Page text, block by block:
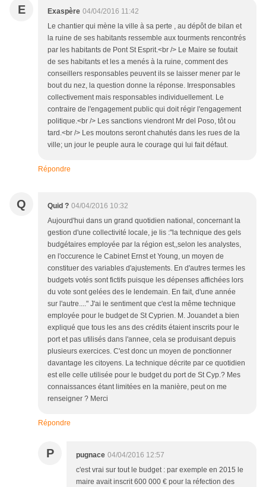
E Exaspère 04/04/2016 11:42
Le chantier qui mène la ville à sa perte , au dépôt de bilan et
la ruine de ses habitants ressemble aux tourments rencontrés
par les habitants de Pont St Esprit.<br /> Le Maire se foutait
de ses habitants et les a menés à la ruine, comment des
conseillers responsables peuvent ils se laisser mener par le
bout du nez, la question donne la réponse. Irresponsables
collectivement mais responsables individuellement. Le
contraire de l'engagement public qui doit régir l'engagement
politique.<br /> Les sanctions viendront Mr del Poso, tôt ou
tard.<br /> Les moutons seront chahutés dans les rues de la
ville; un jour le peuple aura le courage qui lui fait défaut.
Répondre
Q Quid ? 04/04/2016 10:32
Aujourd'hui dans un grand quotidien national, concernant la
gestion d'une collectivité locale, je lis :"la technique des gels
budgétaires employée par la région est,,selon les analystes,
en l'occurence le Cabinet Ernst et Young, un moyen de
constituer des variables d'ajustements. En d'autres termes les
budgets votés sont fictifs puisque les dépenses affichées lors
du vote sont gelées des le lendemain. En fait, d'une année
sur l'autre...." J'ai le sentiment que c'est la même technique
employée pour le budget de St Cyprien. M. Jouandet a bien
expliqué que tous les ans des crédits étaient inscrits pour le
port et pas utilisés dans l'annee, cela se produisant depuis
plusieurs exercices. C'est donc un moyen de ponctionner
davantage les citoyens. La technique décrite par ce quotidien
est elle celle utilisée pour le budget du port de St Cyp.? Mes
connaissances étant limitées en la manière, peut on me
renseigner ? Merci
Répondre
P pugnace 04/04/2016 12:57
c'est vrai sur tout le budget : par exemple en 2015 le
maire avait inscrit 600 000 € pour la réfection des